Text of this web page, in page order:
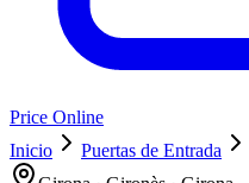
Price Online
Inicio
Puertas de Entrada